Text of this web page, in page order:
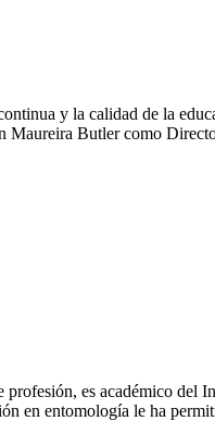
y la calidad de la
Butler como
es académico
en entomología le ha